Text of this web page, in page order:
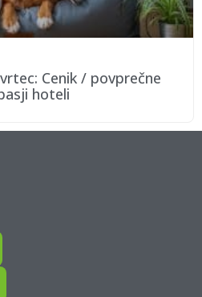
Cenik / povprečne
hoteli